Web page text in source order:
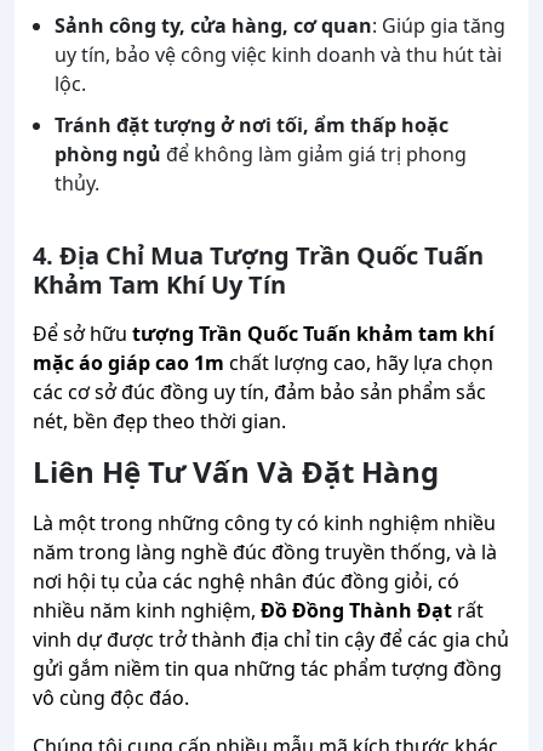
Sảnh công ty, cửa hàng, cơ quan: Giúp gia tăng
uy tín, bảo vệ công việc kinh doanh và thu hút tài
lộc.
Tránh đặt tượng ở nơi tối, ẩm thấp hoặc
phòng ngủ để không làm giảm giá trị phong
thủy.
4. Địa Chỉ Mua Tượng Trần Quốc Tuấn
Khảm Tam Khí Uy Tín
Để sở hữu tượng Trần Quốc Tuấn khảm tam khí
mặc áo giáp cao 1m chất lượng cao, hãy lựa chọn
các cơ sở đúc đồng uy tín, đảm bảo sản phẩm sắc
nét, bền đẹp theo thời gian.
Liên Hệ Tư Vấn Và Đặt Hàng
Là một trong những công ty có kinh nghiệm nhiều
năm trong làng nghề đúc đồng truyền thống, và là
nơi hội tụ của các nghệ nhân đúc đồng giỏi, có
nhiều năm kinh nghiệm, Đồ Đồng Thành Đạt rất
vinh dự được trở thành địa chỉ tin cậy để các gia chủ
gửi gắm niềm tin qua những tác phẩm tượng đồng
vô cùng độc đáo.